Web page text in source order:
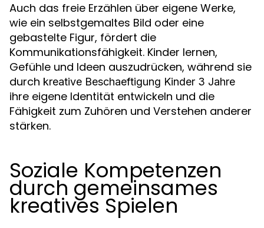
Auch das freie Erzählen über eigene Werke,
wie ein selbstgemaltes Bild oder eine
gebastelte Figur, fördert die
Kommunikationsfähigkeit. Kinder lernen,
Gefühle und Ideen auszudrücken, während sie
durch kreative Beschaeftigung Kinder 3 Jahre
ihre eigene Identität entwickeln und die
Fähigkeit zum Zuhören und Verstehen anderer
stärken.
Soziale Kompetenzen
durch gemeinsames
kreatives Spielen